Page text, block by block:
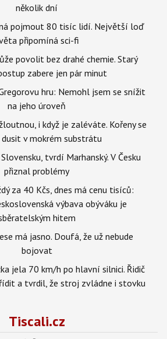
několik dní
pojmout 80 tisíc lidí. Největší loď
připomíná sci-fi
povolit bez drahé chemie. Starý
zabere jen pár minut
hru: Nemohl jsem se snížit
na jeho úroveň
i když je zaléváte. Kořeny se
v mokrém substrátu
tvrdí Marhanský. V Česku
přiznal problémy
za 40 Kčs, dnes má cenu tisíců:
výbava obýváku je
hitem
má jasno. Doufá, že už nebude
bojovat
jela 70 km/h po hlavní silnici. Řidič
a tvrdil, že stroj zvládne i stovku
Tiscali.cz